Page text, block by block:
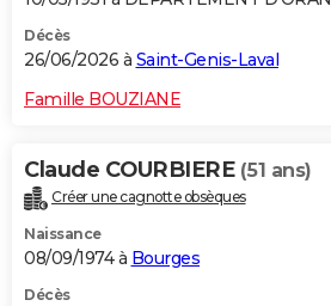
Décès
26/06/2026 à Saint-Genis-Laval
Famille BOUZIANE
Claude COURBIERE (51 ans)
Créer une cagnotte obsèques
Naissance
08/09/1974 à Bourges
Décès